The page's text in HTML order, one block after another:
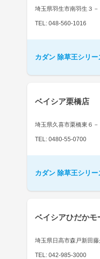
埼玉県羽生市南羽生３－
TEL: 048-560-1016
カダン 除草王シリ
ベイシア栗橋店
埼玉県久喜市栗橋東６－
TEL: 0480-55-0700
カダン 除草王シリ
ベイシアひだかモ
埼玉県日高市森戸新田藤
TEL: 042-985-3000